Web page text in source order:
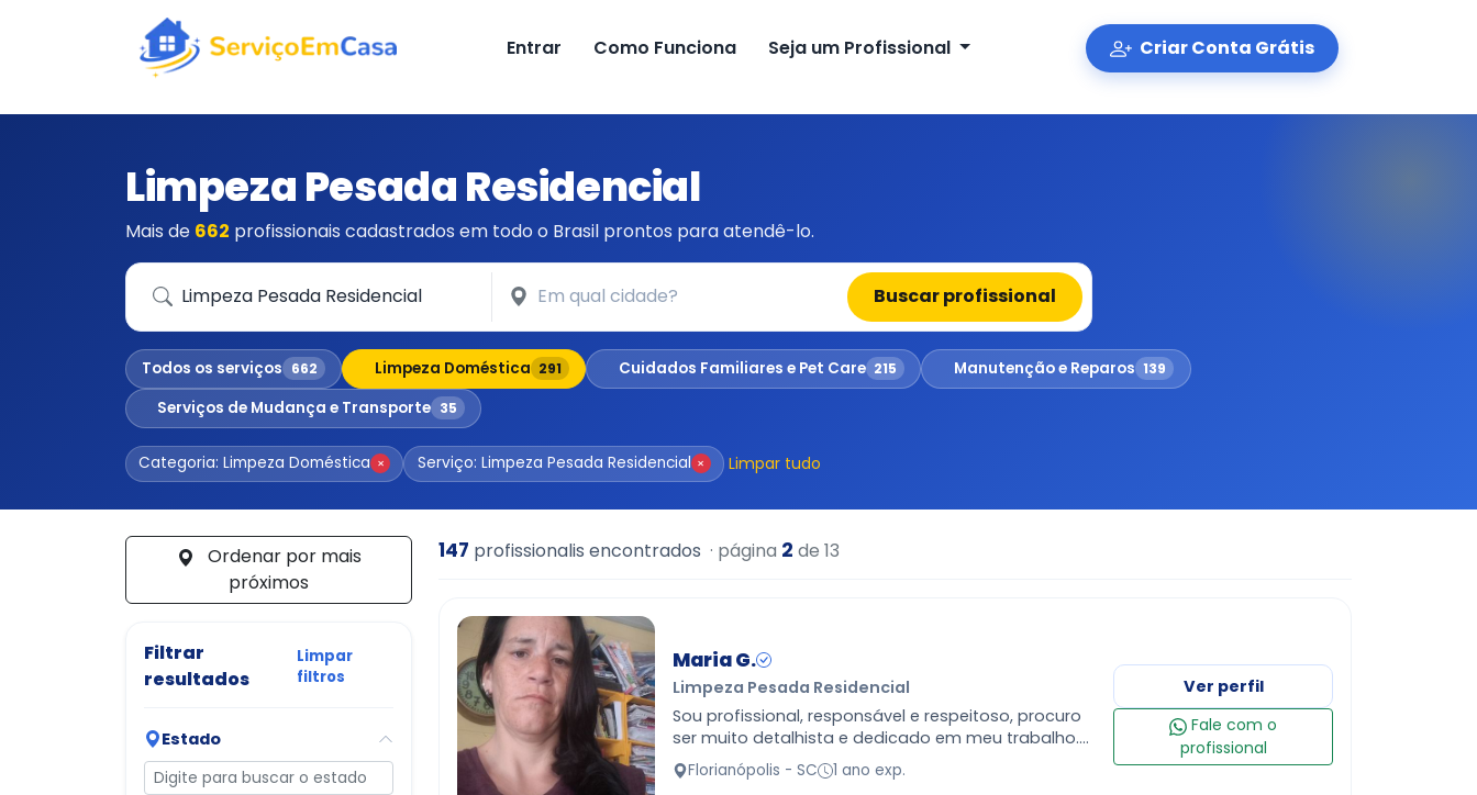
Entrar Como Funciona Seja um Profissional Criar Conta Grátis
Limpeza Pesada Residencial
Mais de 662 profissionais cadastrados em todo o Brasil prontos para atendê-lo.
Que serviço você precisa? Em qual cidade? Buscar profissional
Todos os serviços 662 Limpeza Doméstica 291 Cuidados Familiares e Pet Care 215 Manutenção e Reparos 139
Serviços de Mudança e Transporte 35
Categoria: Limpeza Doméstica × Serviço: Limpeza Pesada Residencial × Limpar tudo
próximos
Filtrar
resultados
Limpar
filtros
Estado
Buscar estado
147 profissionalis encontrados · página 2 de 13
Maria G.
Limpeza Pesada Residencial
Sou profissional, responsável e respeitoso, procuro
ser muito detalhista e dedicado em meu trabalho.
Gosto de trabalhar e ser uma pessoa melhor a
cada dia e p…
Florianópolis - SC 1 ano exp.
Ver perfil
Fale com o
profissional